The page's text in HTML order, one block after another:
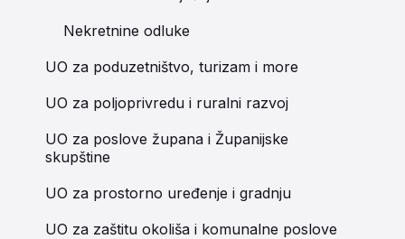
Nekretnine odluke
UO za poduzetništvo, turizam i more
UO za poljoprivredu i ruralni razvoj
UO za poslove župana i Županijske
skupštine
UO za prostorno uređenje i gradnju
UO za zaštitu okoliša i komunalne poslove